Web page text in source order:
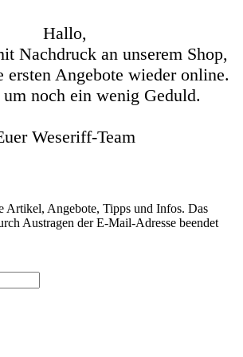
Hallo,
Nachdruck an unserem Shop,
ersten Angebote wieder online.
noch ein wenig Geduld.
Weseriff-Team
Artikel, Angebote, Tipps und Infos. Das
Austragen der E-Mail-Adresse beendet